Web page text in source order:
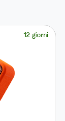
12 giorni